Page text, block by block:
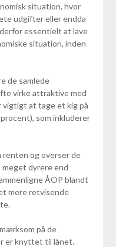
situation, hvor
udgifter eller endda
essentielt at lave
situation, inden
de samlede
virke attraktive med
vigtigt at tage et kig på
som inkluderer
renten og overser de
dyrere end
ÅOP blandt
mere retvisende
på de
er knyttet til lånet.